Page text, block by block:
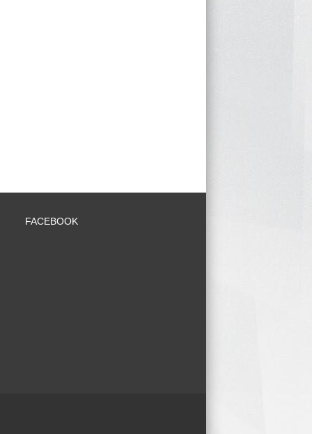
FACEBOOK